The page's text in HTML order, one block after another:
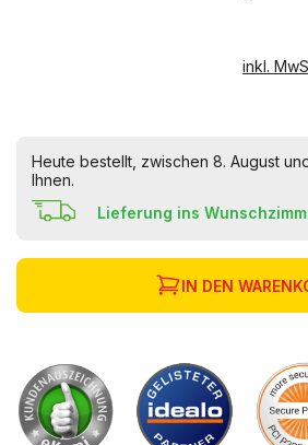
inkl.
Heute bestellt, zwischen 8. August
Ihnen.
Lieferung ins
IN DEN